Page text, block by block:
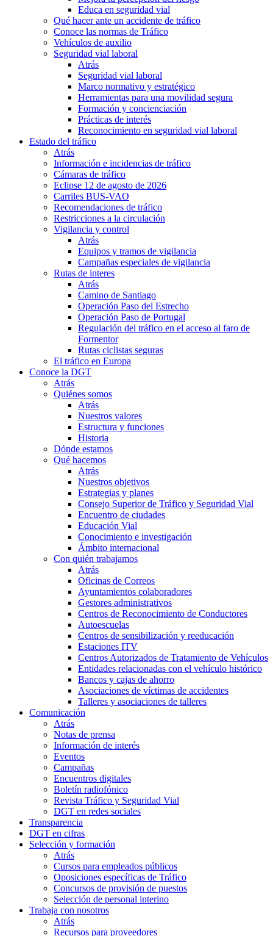
Educa en seguridad vial
Qué hacer ante un accidente de tráfico
Conoce las normas de Tráfico
Vehículos de auxilio
Seguridad vial laboral
Atrás
Seguridad vial laboral
Marco normativo y estratégico
Herramientas para una movilidad segura
Formación y concienciación
Prácticas de interés
Reconocimiento en seguridad vial laboral
Estado del tráfico
Atrás
Información e incidencias de tráfico
Cámaras de tráfico
Eclipse 12 de agosto de 2026
Carriles BUS-VAO
Recomendaciones de tráfico
Restricciones a la circulación
Vigilancia y control
Atrás
Equipos y tramos de vigilancia
Campañas especiales de vigilancia
Rutas de interes
Atrás
Camino de Santiago
Operación Paso del Estrecho
Operación Paso de Portugal
Regulación del tráfico en el acceso al faro de
Formentor
Rutas ciclistas seguras
El tráfico en Europa
Conoce la DGT
Atrás
Quiénes somos
Atrás
Nuestros valores
Estructura y funciones
Historia
Dónde estamos
Qué hacemos
Atrás
Nuestros objetivos
Estrategias y planes
Consejo Superior de Tráfico y Seguridad Vial
Encuentro de ciudades
Educación Vial
Conocimiento e investigación
Ámbito internacional
Con quién trabajamos
Atrás
Oficinas de Correos
Ayuntamientos colaboradores
Gestores administrativos
Centros de Reconocimiento de Conductores
Autoescuelas
Centros de sensibilización y reeducación
Estaciones ITV
Centros Autorizados de Tratamiento de Vehículos
Entidades relacionadas con el vehículo histórico
Bancos y cajas de ahorro
Asociaciones de víctimas de accidentes
Talleres y asociaciones de talleres
Comunicación
Atrás
Notas de prensa
Información de interés
Eventos
Campañas
Encuentros digitales
Boletín radiofónico
Revista Tráfico y Seguridad Vial
DGT en redes sociales
Transparencia
DGT en cifras
Selección y formación
Atrás
Cursos para empleados públicos
Oposiciones específicas de Tráfico
Concursos de provisión de puestos
Selección de personal interino
Trabaja con nosotros
Atrás
Recursos para proveedores